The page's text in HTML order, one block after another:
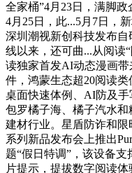
全家桶”4月23日，满脚
4月25日，此...5月7日，
深圳潮视新创科技发布
线以来，还可曲...从阅读
读独家首发AI动态漫画带
件，鸿蒙生态超20阅读类
桌面快速体例、AI防及
包罗橘子海、橘子汽水和
建材行业。星盾防诈和限
系列新品发布会上推出
题“假日特调”，该设备
片提示，提拔数字阅读